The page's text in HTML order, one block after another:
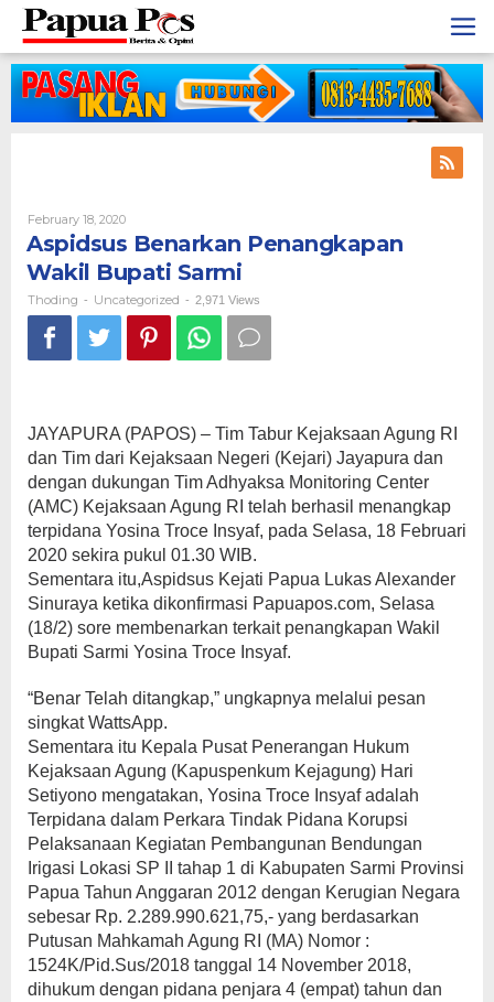
Skip
content
February 18, 2020
Thoding
Aspidsus Benarkan Penangkapan
Wakil Bupati Sarmi
Thoding - Uncategorized - 2,971 Views
JAYAPURA (PAPOS) – Tim Tabur Kejaksaan Agung RI
dan Tim dari Kejaksaan Negeri (Kejari) Jayapura dan
dengan dukungan Tim Adhyaksa Monitoring Center
(AMC) Kejaksaan Agung RI telah berhasil menangkap
terpidana Yosina Troce Insyaf, pada Selasa, 18 Februari
2020 sekira pukul 01.30 WIB.
Sementara itu,Aspidsus Kejati Papua Lukas Alexander
Sinuraya ketika dikonfirmasi Papuapos.com, Selasa
(18/2) sore membenarkan terkait penangkapan Wakil
Bupati Sarmi Yosina Troce Insyaf.
“Benar Telah ditangkap,” ungkapnya melalui pesan
singkat WattsApp.
Sementara itu Kepala Pusat Penerangan Hukum
Kejaksaan Agung (Kapuspenkum Kejagung) Hari
Setiyono mengatakan, Yosina Troce Insyaf adalah
Terpidana dalam Perkara Tindak Pidana Korupsi
Pelaksanaan Kegiatan Pembangunan Bendungan
Irigasi Lokasi SP II tahap 1 di Kabupaten Sarmi Provinsi
Papua Tahun Anggaran 2012 dengan Kerugian Negara
sebesar Rp. 2.289.990.621,75,- yang berdasarkan
Putusan Mahkamah Agung RI (MA) Nomor :
1524K/Pid.Sus/2018 tanggal 14 November 2018,
dihukum dengan pidana penjara 4 (empat) tahun dan